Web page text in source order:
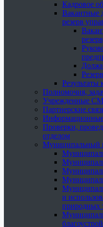
Кадровое
Вакантные
резерв
Результаты
Полномочия,
Учрежденные
Партнерские
Проверки,
отделом
Муниципальный
и
природных